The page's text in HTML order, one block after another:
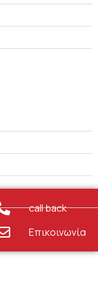
call back
Επικοινωνία